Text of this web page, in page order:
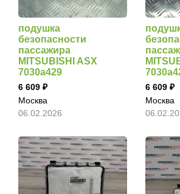
подушка
безопасности
пассажира
MITSUBISHI ASX
7030a429
6 609
Москва
06.02.2026
6 609
Москва